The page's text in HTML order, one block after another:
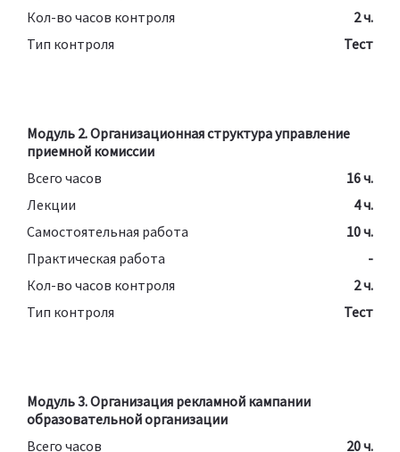
Кол-во часов контроля
2 ч.
Тип контроля
Тест
Модуль 2. Организационная структура управление
приемной комиссии
Всего часов
16 ч.
Лекции
4 ч.
Самостоятельная работа
10 ч.
Практическая работа
-
Кол-во часов контроля
2 ч.
Тип контроля
Тест
Модуль 3. Организация рекламной кампании
образовательной организации
Всего часов
20 ч.